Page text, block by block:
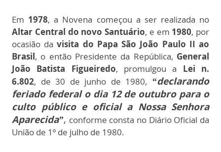
Em 1978, a Novena começou a ser realizada no
Altar Central do novo Santuário, e em 1980, por
ocasião davisita do Papa São João Paulo II ao
Brasil, o então Presidente da República, General
João Batista Figueiredo, promulgou a Lei n.
6.802, de 30 de junho de 1980, “declarando
feriado federal o dia 12 de outubro para o
culto público e oficial a Nossa Senhora
Aparecida”, conforme consta no Diário Oficial da
União de 1º de julho de 1980.